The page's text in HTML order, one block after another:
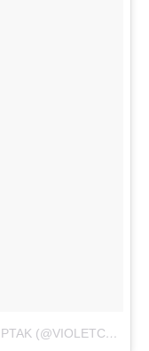
ПУБЛИКАЦИЯ ОТ VIOLET BY CLAIRE PTAK (@VIOLETCAKESLONDON)